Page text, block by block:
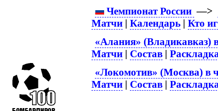
Чемпионат России —>
Матчи |Календарь |Кто
«Алания» (Владикавказ)
Матчи | Состав |
«Локомотив» (Москва) в
Матчи | Состав |